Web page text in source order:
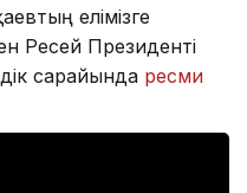
елімізге
Ресей Президенті
сарайында ресми